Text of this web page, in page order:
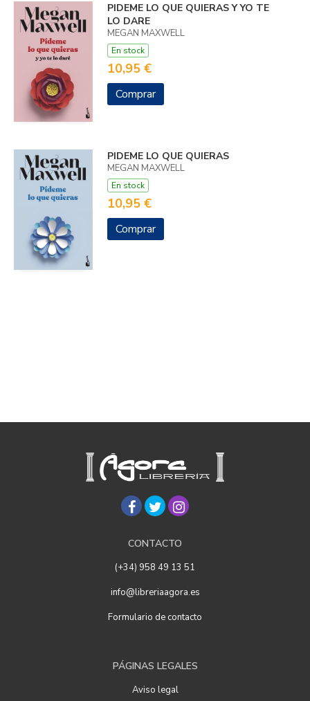
PIDEME LO QUE QUIERAS Y YO TE
LO DARE
MEGAN MAXWELL
En stock
10,95 €
Comprar
PIDEME LO QUE QUIERAS
MEGAN MAXWELL
En stock
10,95 €
Comprar
CONTACTO
(+34) 958 49 13 51
info@libreriaagora.es
Formulario de contacto
PÁGINAS LEGALES
Aviso legal